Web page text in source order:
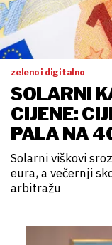
zeleno i digitalno
SOLARNI
CIJENE:
PALA NA
Solarni viškovi
eura, a večernji
arbitražu